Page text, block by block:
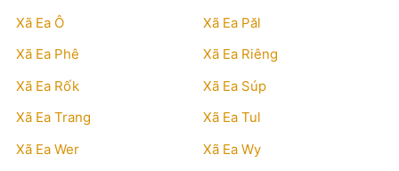
Xã Ea Ô
Xã Ea Păl
Xã Ea Phê
Xã Ea Riêng
Xã Ea Rốk
Xã Ea Súp
Xã Ea Trang
Xã Ea Tul
Xã Ea Wer
Xã Ea Wy